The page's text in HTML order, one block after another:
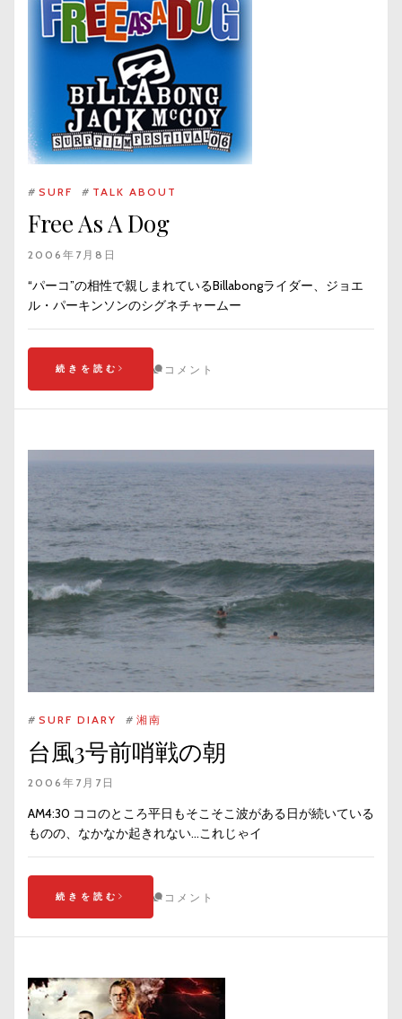
# SURF # TALK ABOUT
Free As A Dog
2006年7月8日
“パーコ”の相性で親しまれているBillabongライダー、ジョエ
ル・パーキンソンのシグネチャームー
続きを読む コメント
# SURF DIARY # 湘南
台風3号前哨戦の朝
2006年7月7日
AM4:30 ココのところ平日もそこそこ波がある日が続いている
ものの、なかなか起きれない…これじゃイ
続きを読む コメント